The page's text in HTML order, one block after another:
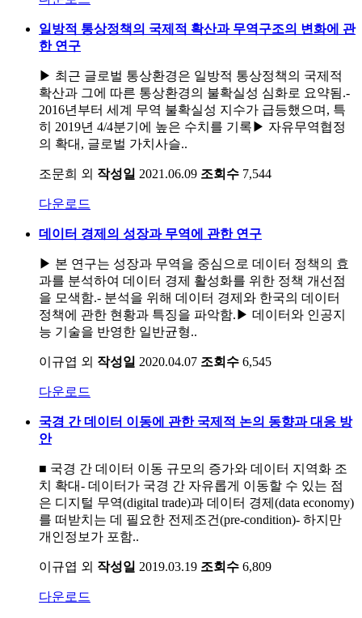
일방적 통상정책의 국제적 확산과 무역구조의 변화에 관
한 연구
▶ 최근 글로벌 통상환경은 일방적 통상정책의 국제적
확산과 그에 따른 통상환경의 불확실성 심화로 요약됨.-
2016년부터 세계 무역 불확실성 지수가 급등했으며, 특
히 2019년 4/4분기에 높은 수치를 기록▶ 자유무역협정
의 확대, 글로벌 가치사슬..
조문희 외 작성일 2021.06.09 조회수 7,544
다운로드
데이터 경제의 성장과 무역에 관한 연구
▶ 본 연구는 성장과 무역을 중심으로 데이터 정책의 효
과를 분석하여 데이터 경제 활성화를 위한 정책 개선점
을 모색함.- 분석을 위해 데이터 경제와 한국의 데이터
정책에 관한 현황과 특징을 파악함.▶ 데이터와 인공지
능 기술을 반영한 일반균형..
이규엽 외 작성일 2020.04.07 조회수 6,545
다운로드
국경 간 데이터 이동에 관한 국제적 논의 동향과 대응 방
안
■ 국경 간 데이터 이동 규모의 증가와 데이터 지역화 조
치 확대- 데이터가 국경 간 자유롭게 이동할 수 있는 점
은 디지털 무역(digital trade)과 데이터 경제(data economy)
를 떠받치는 데 필요한 전제조건(pre-condition)- 하지만
개인정보가 포함..
이규엽 외 작성일 2019.03.19 조회수 6,809
다운로드